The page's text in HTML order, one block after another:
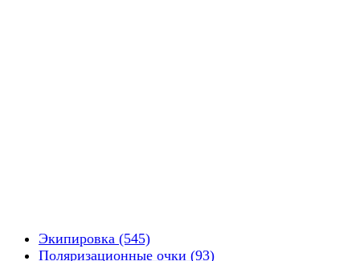
Экипировка (545)
Поляризационные очки (93)